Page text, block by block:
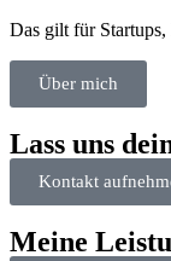
Das gilt für
Über mich
Lass uns
Kontakt
Meine